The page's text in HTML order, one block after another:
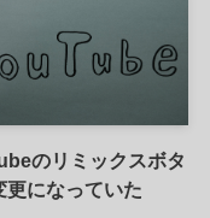
のリミックスボタ
更になっていた